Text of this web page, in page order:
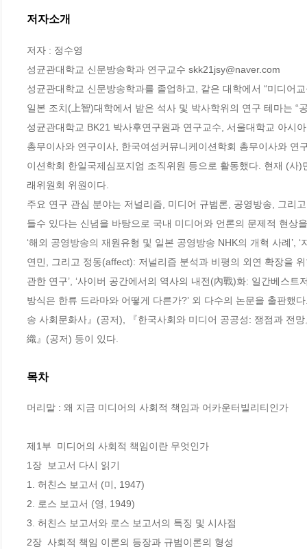
저자소개
저자 : 정수영
성균관대학교 신문방송학과 연구교수 skk21jsy@naver.com
성균관대학교 신문방송학과를 졸업하고, 같은 대학에서 “미디어
일본 조치(上智)대학에서 받은 석사 및 박사학위의 연구 테마는 “
성균관대학교 BK21 박사후연구원과 연구교수, 서울대학교 아시
총무이사와 연구이사, 한국여성커뮤니케이션학회 총무이사와
이션학회 한일국제심포지엄 조직위원 등으로 활동했다. 현재 (
래위원회 위원이다.
주요 연구 관심 분야는 저널리즘, 미디어 규범론, 공영방송, 그리
들수 있다는 신념을 바탕으로 국내 미디어와 언론의 문제적 현상
‘해외 공영방송의 재원유형 및 일본 공영방송 NHK의 개혁 사례’,
연민, 그리고 정동(affect): 저널리즘 분석과 비평의 외연 확장을
관한 연구’, ‘사이버 공간에서의 역사의 내전(內戰)화: 일간베스
방식은 한류 드라마와 어떻게 다른가?’ 외 다수의 논문을 출판했
송 사회문화사』(공저), 『한국사회와 미디어 공공성: 쟁점과 전
織』(공저) 등이 있다.
목차
머리말 : 왜 지금 미디어의 사회적 책임과 어카운터빌리티인가
제1부  미디어의 사회적 책임이란 무엇인가
1장  보고서 다시 읽기
1. 허친스 보고서 (미, 1947)
2. 로스 보고서 (영, 1949)
3. 허친스 보고서와 로스 보고서의 특징 및 시사점
2장  사회적 책임 이론의 등장과 규범이론의 형성